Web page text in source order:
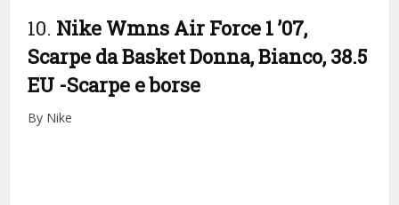
10. Nike Wmns Air Force 1 ’07,
Scarpe da Basket Donna, Bianco, 38.5
EU -Scarpe e borse
By Nike